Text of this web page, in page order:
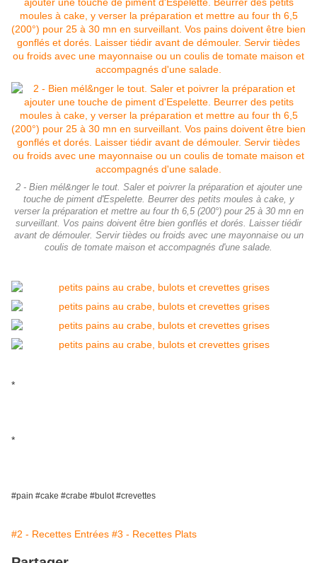
2 - Bien mél&nger le tout. Saler et poivrer la préparation et ajouter une
touche de piment d'Espelette. Beurrer des petits moules à cake, y
verser la préparation et mettre au four th 6,5 (200°) pour 25 à 30 mn en
surveillant. Vos pains doivent être bien gonflés et dorés. Laisser tiédir
avant de démouler. Servir tièdes ou froids avec une mayonnaise ou un
coulis de tomate maison et accompagnés d'une salade.
*
*
#pain #cake #crabe #bulot #crevettes
#2 - Recettes Entrées #3 - Recettes Plats